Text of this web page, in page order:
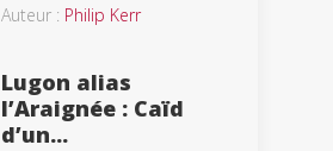
Auteur : Philip Kerr
Lugon alias
l’Araignée : Caïd
d’un...